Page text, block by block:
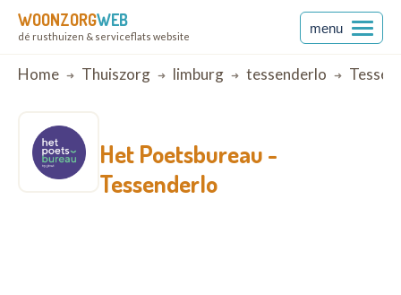
WOONZORGWEB
dé rusthuizen & serviceflats website
menu
Breadcrumb
Home Thuiszorg limburg tessenderlo
Het Poetsbureau -
Tessenderlo